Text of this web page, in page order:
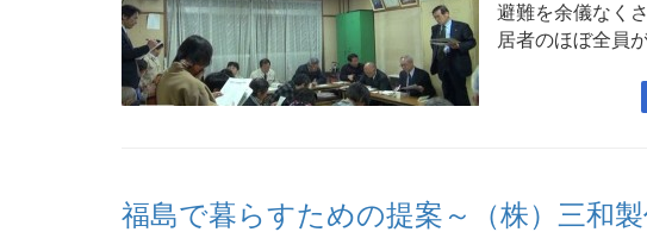
避難を余儀なく
居者のほぼ全員
福島で暮らすための提案～（株）三和